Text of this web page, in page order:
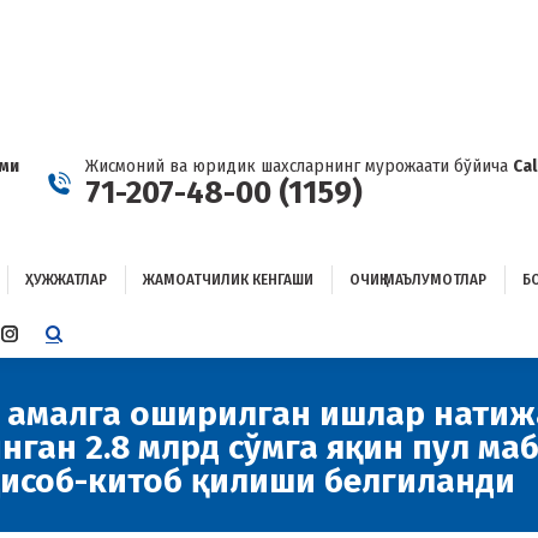
Жисмоний ва юридик шахсларнинг мурожаати бўйича
71-207-48-00 (1159)
ҲУЖЖАТЛАР ЖАМОАТЧИЛИК КЕНГАШИ ОЧИҚ МАЪЛУМОТЛАР
INSTAGRAM
IN
NEW
WINDOW
оширилган ишлар
2.8 млрд сўмга яқин пул
китоб қилиши белгиланди